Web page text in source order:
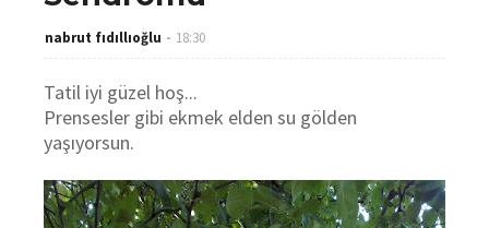
nabrut fıdıllıoğlu 18:30
Tatil iyi güzel hoş...
Prensesler gibi ekmek elden su gölden
yaşıyorsun.